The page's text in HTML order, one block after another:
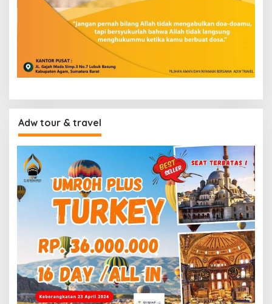
Adw tour & travel